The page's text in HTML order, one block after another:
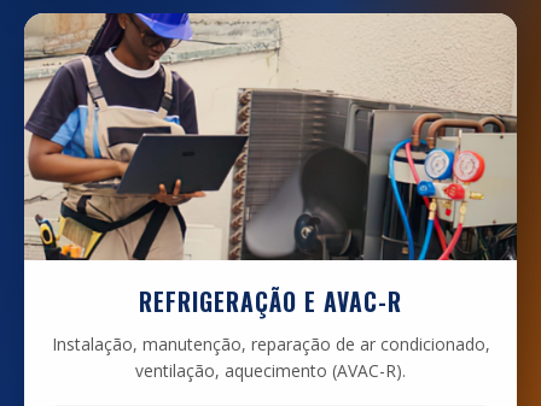
REFRIGERAÇÃO E AVAC-R
Instalação, manutenção, reparação de ar condicionado,
ventilação, aquecimento (AVAC-R).